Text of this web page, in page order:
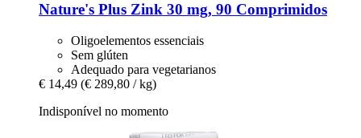
Nature's Plus Zink 30 mg, 90 Comprimidos
Oligoelementos essenciais
Sem glúten
Adequado para vegetarianos
€ 14,49 (€ 289,80 / kg)
Indisponível no momento